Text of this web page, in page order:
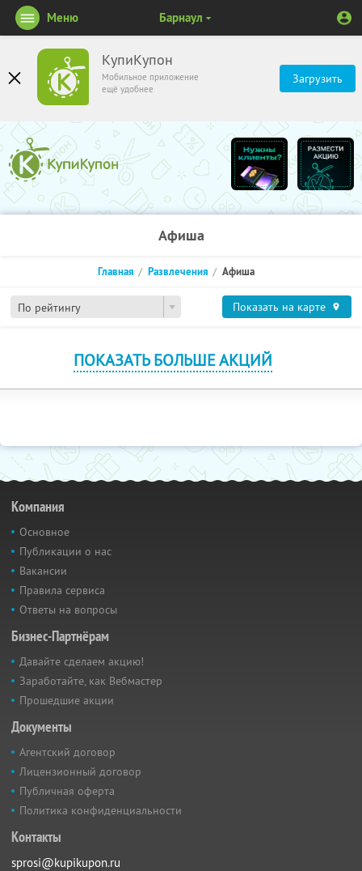
КупиКупон
Мобильное приложение
ещё удобнее
Загрузить
Меню Барнаул
Афиша
По рейтингу
Главная Развлечения Афиша
Показать на карте
ПОКАЗАТЬ БОЛЬШЕ АКЦИЙ
Компания
Основное
Публикации о нас
Вакансии
Правила сервиса
Ответы на вопросы
Бизнес-Партнёрам
Давайте сделаем акцию!
Заработайте, как Вебмастер
Прошедшие акции
Документы
Агентский договор
Лицензионный договор
Публичная оферта
Политика конфиденциальности
Контакты
sprosi@kupikupon.ru